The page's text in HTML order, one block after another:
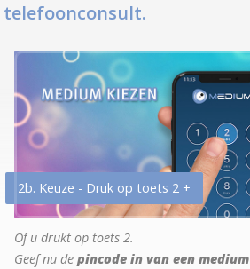
2b. Keuze - Druk op toets 2 +
Of u drukt op toets 2.
Geef nu de pincode in van een medium